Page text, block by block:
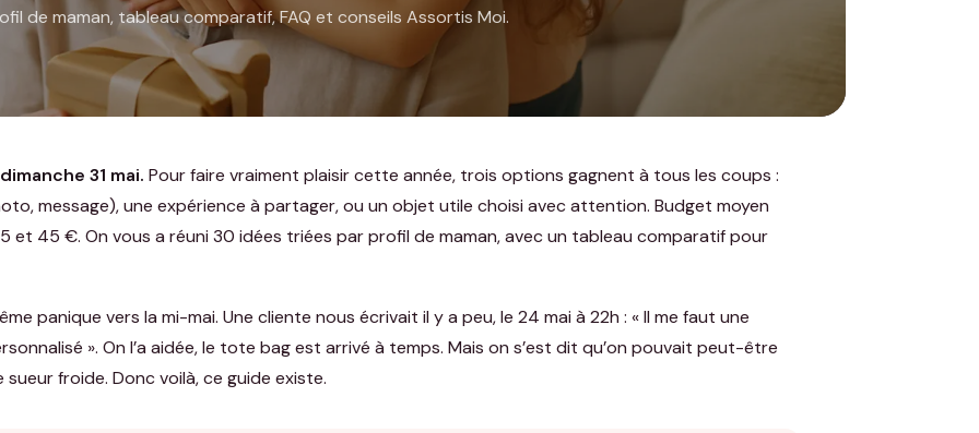
de maman, tableau comparatif, FAQ et conseils Assortis Moi.
31 mai. Pour faire vraiment plaisir cette année, trois options gagnent à tous les coups :
message), une expérience à partager, ou un objet utile choisi avec attention. Budget moyen
45 €. On vous a réuni 30 idées triées par profil de maman, avec un tableau comparatif pour
panique vers la mi-mai. Une cliente nous écrivait il y a peu, le 24 mai à 22h : « Il me faut une
». On l’a aidée, le tote bag est arrivé à temps. Mais on s’est dit qu’on pouvait peut-être
froide. Donc voilà, ce guide existe.